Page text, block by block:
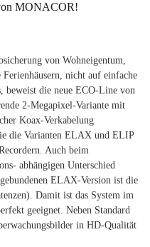
MONACOR!
von Wohneigentum,
nicht auf einfache
beweist die neue ECO-Line von
2-Megapixel-Variante mit
Koax-Verkabelung
die Varianten ELAX und ELIP
Auch beim
abhängigen Unterschied
ELAX-Version ist die
Damit ist das System im
geeignet. Neben Standard
in HD-Qualität